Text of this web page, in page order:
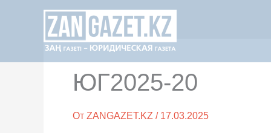
содержимому
ЮГ2025-20
От ZANGAZET.KZ / 17.03.2025